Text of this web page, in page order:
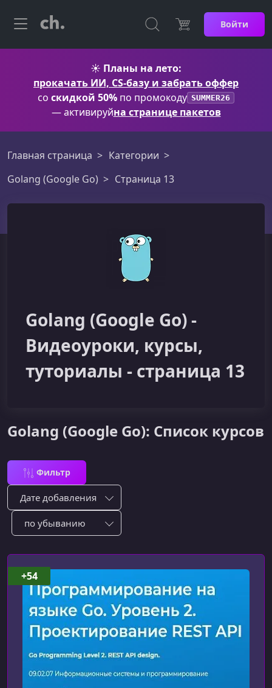
Войти
☀️ Планы на лето:
прокачать ИИ, CS-базу и забрать оффер
со скидкой 50% по промокоду SUMMER26
— активируйна странице пакетов
Главная страница
Категории
Golang (Google Go)
Страница 13
Golang (Google Go) -
Видеоуроки, курсы,
туториалы - страница 13
Golang (Google Go): Список курсов
Фильтр
Сортировка по:
Сотировать по:
+54